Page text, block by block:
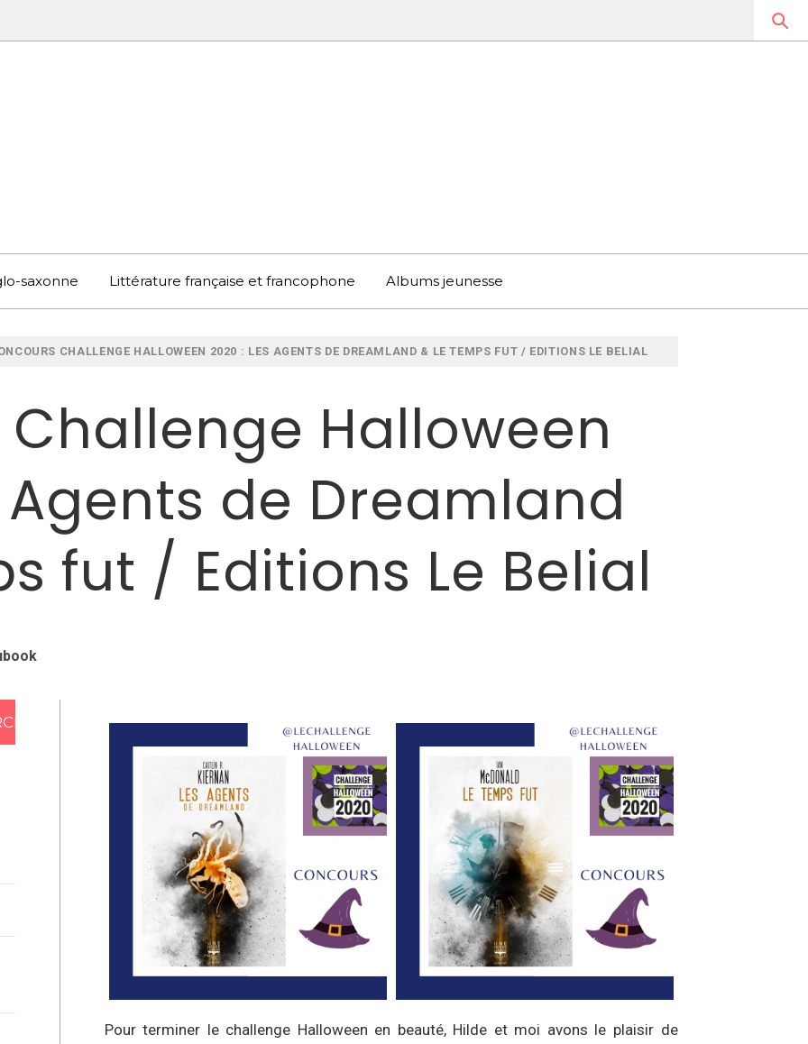
saxonne Littérature française et francophone Albums jeunesse
CHALLENGE HALLOWEEN 2020 : LES AGENTS DE DREAMLAND & LE TEMPS FUT / EDITIONS LE BELIAL
Halloween
Agents de Dreamland
fut / Editions Le Belial
Pour terminer le challenge Halloween en beauté, Hilde et moi avons le plaisir de